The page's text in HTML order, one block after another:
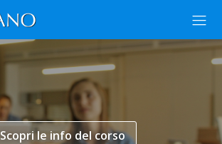
Scopri le info del corso